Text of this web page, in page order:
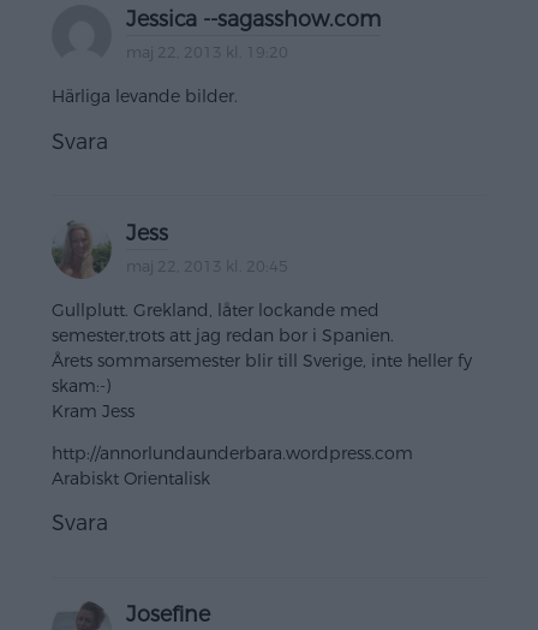
Jessica --sagasshow.com
maj 22, 2013 kl. 19:20
Härliga levande bilder.
Svara
Jess
maj 22, 2013 kl. 20:45
Gullplutt. Grekland, låter lockande med
semester,trots att jag redan bor i Spanien.
Årets sommarsemester blir till Sverige, inte heller fy
skam:-)
Kram Jess
http://annorlundaunderbara.wordpress.com
Arabiskt Orientalisk
Svara
Josefine